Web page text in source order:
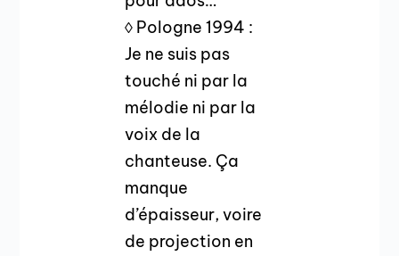
◊ Pologne 1994 :
Je ne suis pas
touché ni par la
mélodie ni par la
voix de la
chanteuse. Ça
manque
d’épaisseur, voire
de projection en